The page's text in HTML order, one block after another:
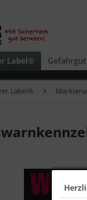
Label® Gefahrgut
Label®